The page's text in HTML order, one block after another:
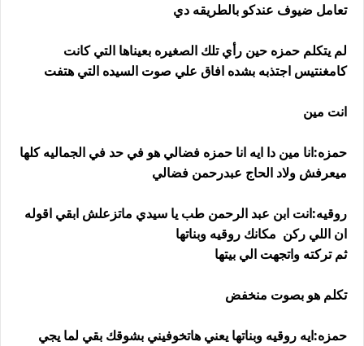
تعامل ضيوف عندكو بالطريقه دي
لم يتكلم حمزه حين رأي تلك الصغيره بعيناها التي كانت
كامغنتيس اجتذبه بشده افاق علي صوت السيده التي هتفت
انت مين
حمزه:انا مين دا ايه انا حمزه فضالي هو في حد في الجماليه كلها
ميعرفش ولاد الحاج عبدرحمن فضالي
روقيه:انت ابن عبد الرحمن طب يا سيدي ماتزعلش ابقي اقوله
ان اللي ركن مكانك روقيه وبناتها
ثم تركته واتجهت الي بيتها
تكلم هو بصوت منخفض
حمزه:ايه روقيه وبناتها يعني هاتخوفيني بشوقك بقي لما يجي